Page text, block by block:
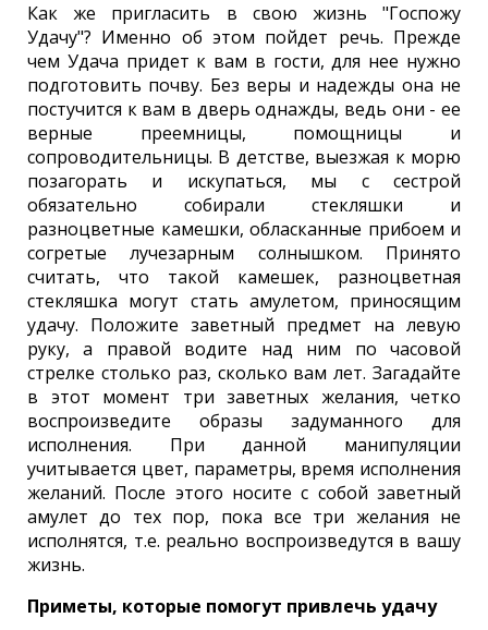
Как же пригласить в свою жизнь "Госпожу
Удачу"? Именно об этом пойдет речь. Прежде
чем Удача придет к вам в гости, для нее нужно
подготовить почву. Без веры и надежды она не
постучится к вам в дверь однажды, ведь они - ее
верные преемницы, помощницы и
сопроводительницы. В детстве, выезжая к морю
позагорать и искупаться, мы с сестрой
обязательно собирали стекляшки и
разноцветные камешки, обласканные прибоем и
согретые лучезарным солнышком. Принято
считать, что такой камешек, разноцветная
стекляшка могут стать амулетом, приносящим
удачу. Положите заветный предмет на левую
руку, а правой водите над ним по часовой
стрелке столько раз, сколько вам лет. Загадайте
в этот момент три заветных желания, четко
воспроизведите образы задуманного для
исполнения. При данной манипуляции
учитывается цвет, параметры, время исполнения
желаний. После этого носите с собой заветный
амулет до тех пор, пока все три желания не
исполнятся, т.е. реально воспроизведутся в вашу
жизнь.
Приметы, которые помогут привлечь удачу